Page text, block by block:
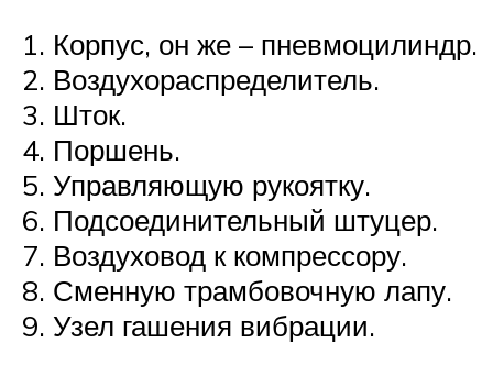
Корпус, он же – пневмоцилиндр.
Воздухораспределитель.
Шток.
Поршень.
Управляющую рукоятку.
Подсоединительный штуцер.
Воздуховод к компрессору.
Сменную трамбовочную лапу.
Узел гашения вибрации.